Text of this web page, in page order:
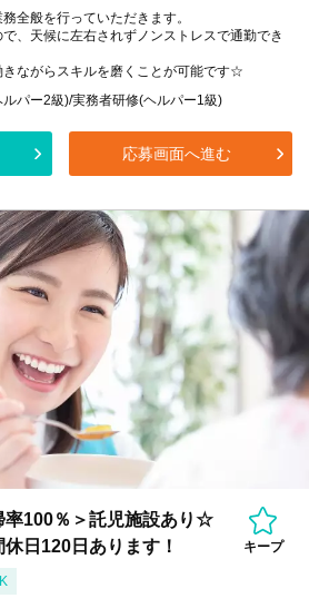
全般を行っていただきます。
、天候に左右されずノンストレスで通勤でき
ながらスキルを磨くことが可能です☆
パー2級)/実務者研修(ヘルパー1級)
応募画面へ進む
率100％＞託児施設あり☆
日120日あります！
キープ